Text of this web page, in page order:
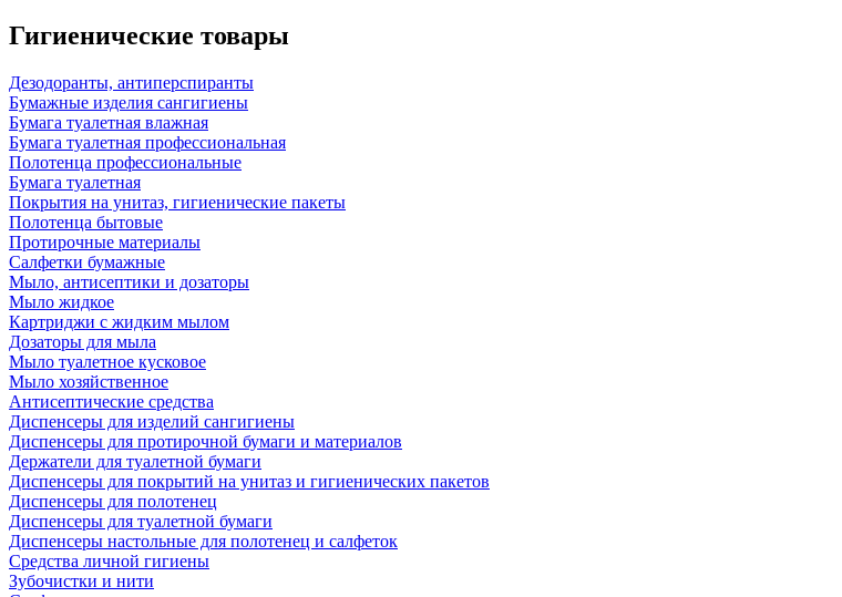
Гигиенические товары
Дезодоранты, антиперспиранты
Бумажные изделия сангигиены
Бумага туалетная влажная
Бумага туалетная профессиональная
Полотенца профессиональные
Бумага туалетная
Покрытия на унитаз, гигиенические пакеты
Полотенца бытовые
Протирочные материалы
Салфетки бумажные
Мыло, антисептики и дозаторы
Мыло жидкое
Картриджи с жидким мылом
Дозаторы для мыла
Мыло туалетное кусковое
Мыло хозяйственное
Антисептические средства
Диспенсеры для изделий сангигиены
Диспенсеры для протирочной бумаги и материалов
Держатели для туалетной бумаги
Диспенсеры для покрытий на унитаз и гигиенических пакетов
Диспенсеры для полотенец
Диспенсеры для туалетной бумаги
Диспенсеры настольные для полотенец и салфеток
Средства личной гигиены
Зубочистки и нити